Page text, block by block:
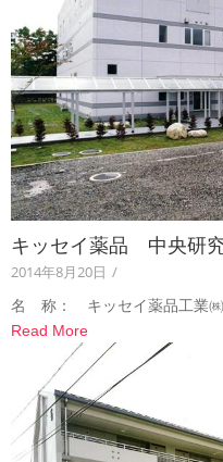
キッセイ薬品 中央研
2014年8月20日 /
名 称： キッセイ薬品工業
Read More